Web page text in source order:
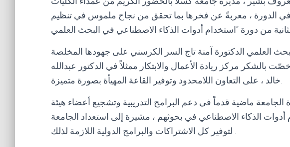
في الدورة ، معربةً عن فخرها بما تحقق من نجاح ملموس في تنظيم
العلمي الدكتورة آمنة تاج السر الكرسني على جهودها المخلصة
بالشكر مركز ريادة الأعمال والابتكار ممثلاً في الدكتور عبدالله
الجامعة ماضية قدماً في دعم البرامج التدريبية وتشجيع أعضاء هيئة
الذكاء الاصطناعي في بحوثهم ، مشيرة إلى استعداد الجامعة